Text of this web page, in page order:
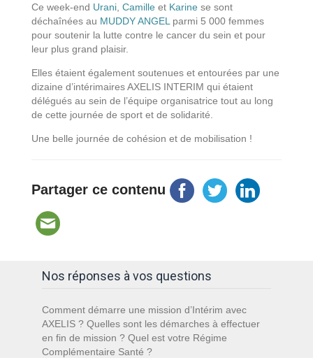
Ce week-end Urani Camille et Karine se sont
déchaînées au MUDDY ANGEL parmi 5 000 femmes
pour soutenir la lutte contre le cancer du sein et pour
leur plus grand plaisir.
Elles étaient également soutenues et entourées par une
dizaine d’intérimaires AXELIS INTERIM qui étaient
délégués au sein de l’équipe organisatrice tout au long
de cette journée de sport et de solidarité.
Une belle journée de cohésion et de mobilisation !
Partager ce contenu
Nos réponses à vos questions
Comment démarre une mission d’Intérim avec
AXELIS ? Quelles sont les démarches à effectuer
en fin de mission ? Quel est votre Régime
Complémentaire Santé ?